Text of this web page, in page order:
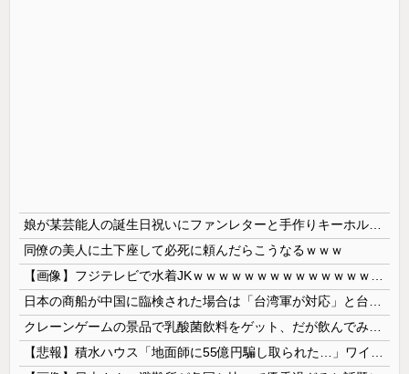
同僚の美人に土下座して必死に頼んだらこうなるｗｗｗ